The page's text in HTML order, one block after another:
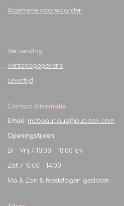
Algemene voorwaarden
Verzending
Verzendgegevens
Levertijd
Contact Informatie
Email: mcbeautique@outlook.com
Openingstijden:
Di - Vrij / 10:00 - 18:00 en
Zat / 10:00 - 14:00
Ma & Zon & feestdagen gesloten